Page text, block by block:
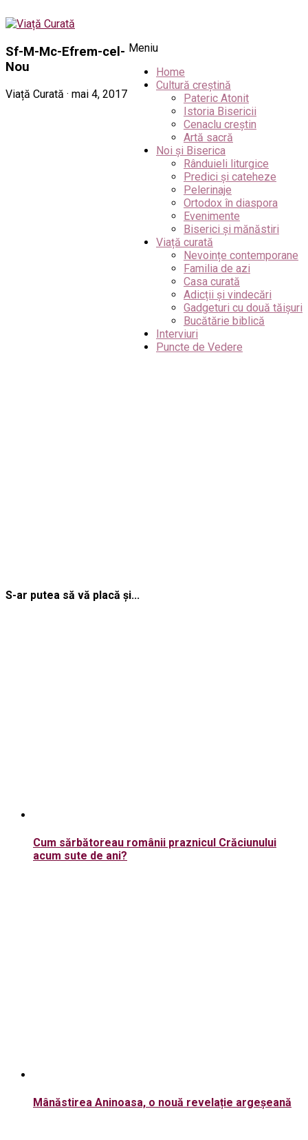
Meniu
Home
Cultură creștină
Pateric Atonit
Istoria Bisericii
Cenaclu creștin
Artă sacră
Noi și Biserica
Rânduieli liturgice
Predici și cateheze
Pelerinaje
Ortodox în diaspora
Evenimente
Biserici și mănăstiri
Viață curată
Nevoințe contemporane
Familia de azi
Casa curată
Adicții și vindecări
Gadgeturi cu două tăișuri
Bucătărie biblică
Interviuri
Puncte de Vedere
Sf-M-Mc-Efrem-cel-
Nou
Viață Curată · mai 4, 2017
S-ar putea să vă placă și...
Cum sărbătoreau românii praznicul Crăciunului
acum sute de ani?
Mânăstirea Aninoasa, o nouă revelație argeșeană